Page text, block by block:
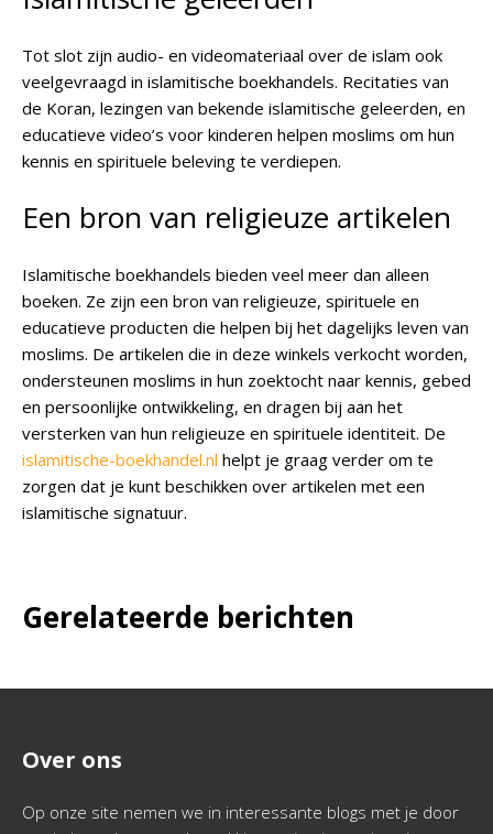
Tot slot zijn audio- en videomateriaal over de islam ook
veelgevraagd in islamitische boekhandels. Recitaties van
de Koran, lezingen van bekende islamitische geleerden, en
educatieve video’s voor kinderen helpen moslims om hun
kennis en spirituele beleving te verdiepen.
Een bron van religieuze artikelen
Islamitische boekhandels bieden veel meer dan alleen
boeken. Ze zijn een bron van religieuze, spirituele en
educatieve producten die helpen bij het dagelijks leven van
moslims. De artikelen die in deze winkels verkocht worden,
ondersteunen moslims in hun zoektocht naar kennis, gebed
en persoonlijke ontwikkeling, en dragen bij aan het
versterken van hun religieuze en spirituele identiteit. De
islamitische-boekhandel.nl helpt je graag verder om te
zorgen dat je kunt beschikken over artikelen met een
islamitische signatuur.
Gerelateerde berichten
Over ons
Op onze site nemen we in interessante blogs met je door